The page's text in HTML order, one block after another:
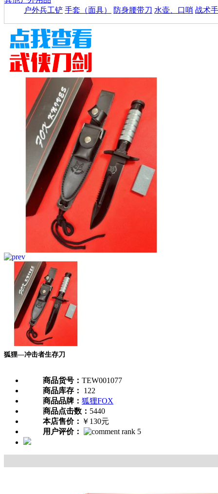
户外兵工铲 手套（面具） 防身腰带刀 水壶、口哨 战术
狐狸—冲击者生存刀
商品货号： TEW001077
商品库存：
122
商品品牌： 狐狸FOX
商品点击数： 5440
本店售价： ￥130元
用户评价：